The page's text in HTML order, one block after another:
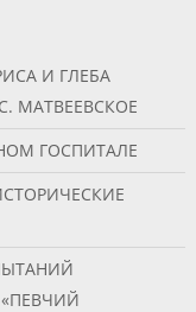
И ГЛЕБА
МАТВЕЕВСКОЕ
ГОСПИТАЛЕ